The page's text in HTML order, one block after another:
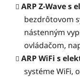
ARP Z-Wave
bezdrôtovom
nástenným
ovládačom,
ARP WiFi s
systéme WiFi,